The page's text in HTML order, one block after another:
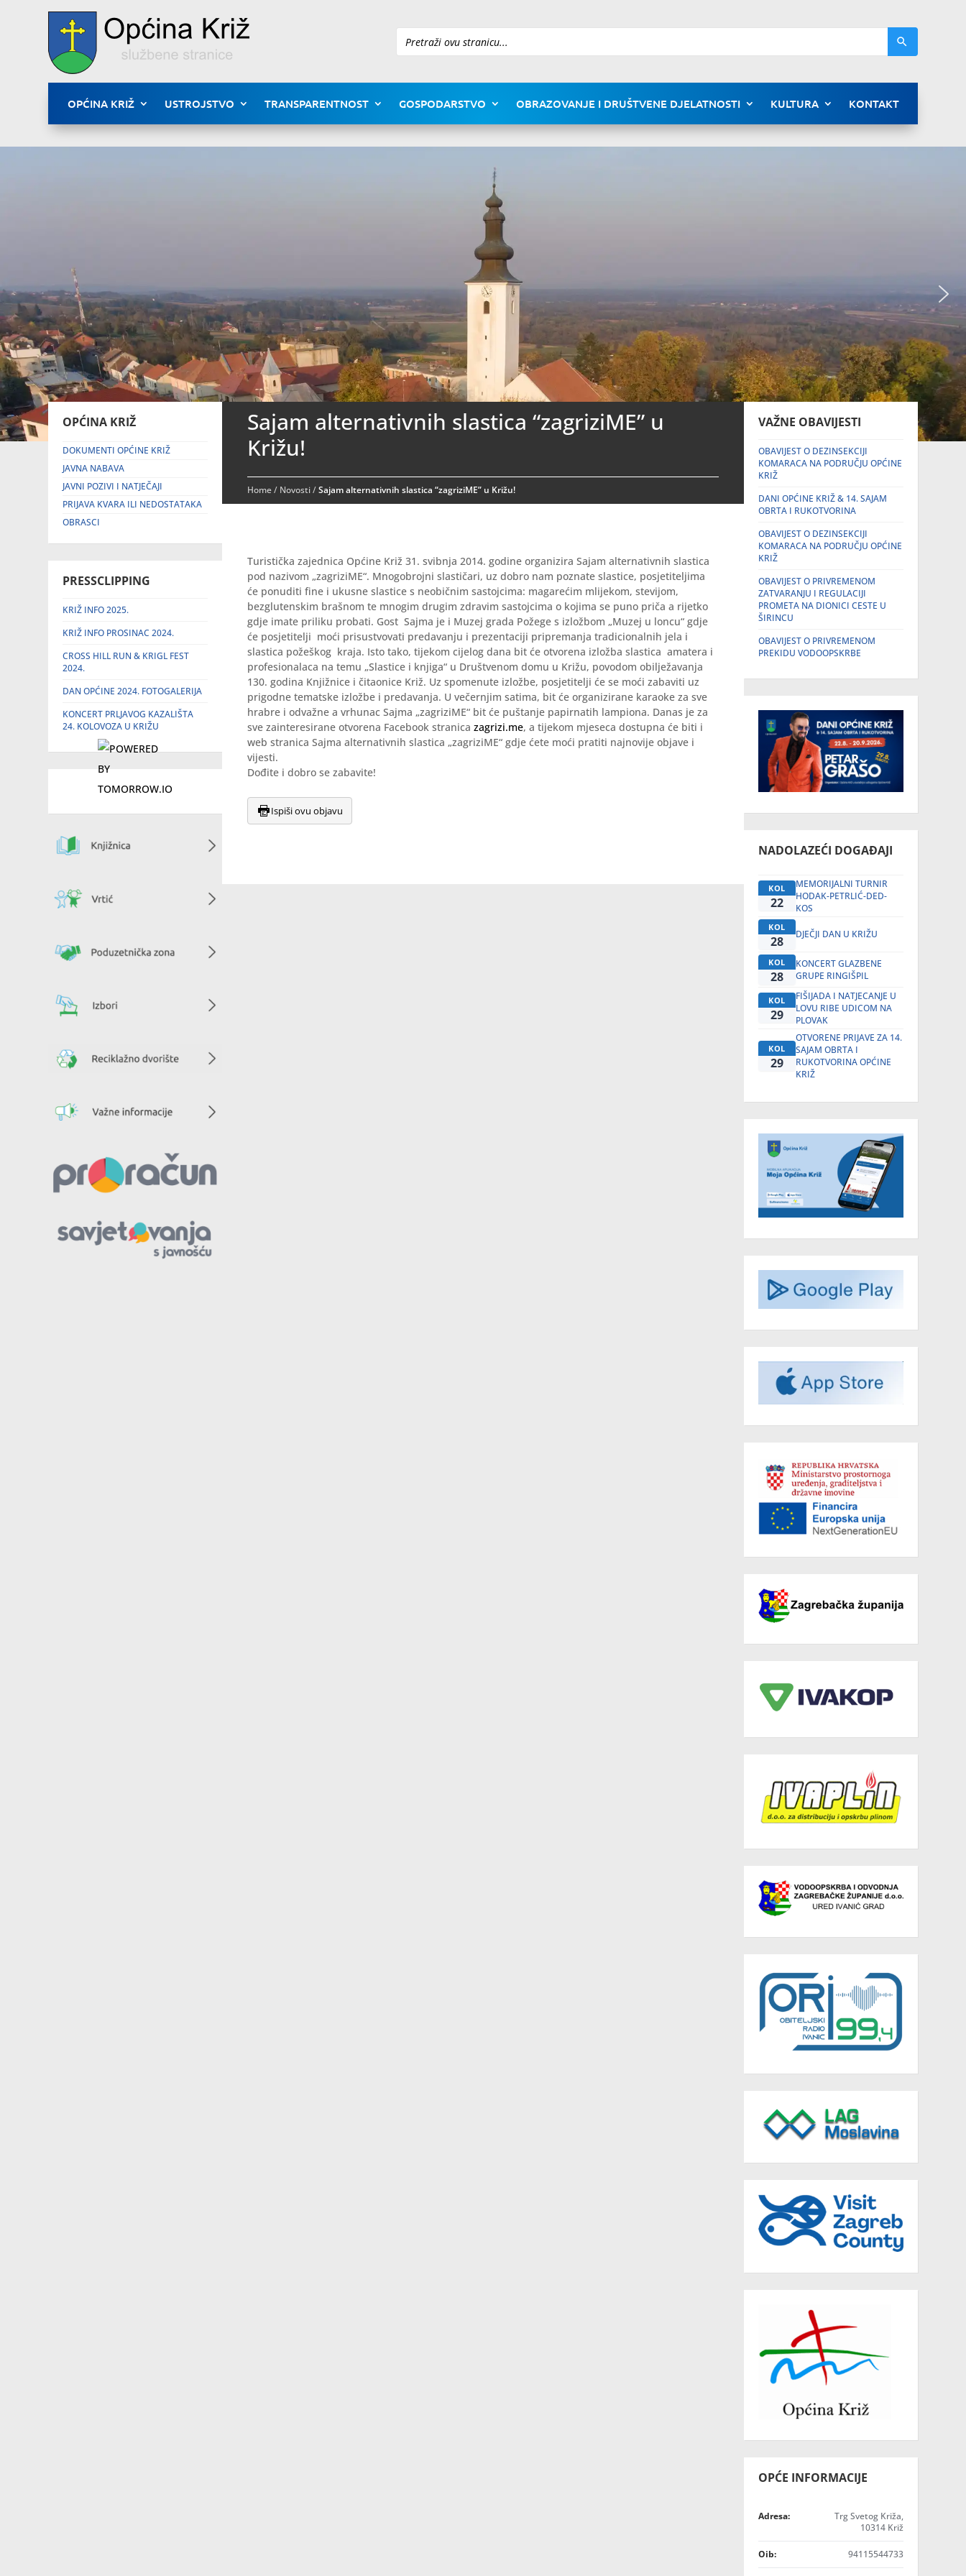
Pretraži
OPĆINA KRIŽ USTROJSTVO TRANSPARENTNOST GOSPODARSTVO OBRAZOVANJE I DRUŠTVENE DJELATNOSTI KULTURA KONTAKT
OPĆINA KRIŽ
DOKUMENTI OPĆINE KRIŽ
JAVNA NABAVA
JAVNI POZIVI I NATJEČAJI
PRIJAVA KVARA ILI NEDOSTATAKA
OBRASCI
PRESSCLIPPING
KRIŽ INFO 2025.
KRIŽ INFO PROSINAC 2024.
CROSS HILL RUN & KRIGL FEST
2024.
DAN OPĆINE 2024. FOTOGALERIJA
KONCERT PRLJAVOG KAZALIŠTA
24. KOLOVOZA U KRIŽU
Sajam alternativnih slastica “zagriziME” u
Križu!
Home/ Novosti/Sajam alternativnih slastica “zagriziME” u Križu!
Turistička zajednica Općine Križ 31. svibnja 2014. godine organizira Sajam alternativnih slastica
pod nazivom „zagriziME“. Mnogobrojni slastičari, uz dobro nam poznate slastice, posjetiteljima
će ponuditi fine i ukusne slastice s neobičnim sastojcima: magarećim mlijekom, stevijom,
bezglutenskim brašnom te mnogim drugim zdravim sastojcima o kojima se puno priča a rijetko
gdje imate priliku probati. Gost Sajma je i Muzej grada Požege s izložbom „Muzej u loncu“ gdje
će posjetitelji moći prisustvovati predavanju i prezentaciji pripremanja tradicionalnih jela i
slastica požeškog kraja. Isto tako, tijekom cijelog dana bit će otvorena izložba slastica amatera i
profesionalaca na temu „Slastice i knjiga“ u Društvenom domu u Križu, povodom obilježavanja
130. godina Knjižnice i čitaonice Križ. Uz spomenute izložbe, posjetitelji će se moći zabaviti uz
prigodne tematske izložbe i predavanja. U večernjim satima, bit će organizirane karaoke za sve
hrabre i odvažne a vrhunac Sajma „zagriziME“ bit će puštanje papirnatih lampiona. Danas je za
sve zainteresirane otvorena Facebook stranicazagrizi.me, a tijekom mjeseca dostupna će biti i
web stranica Sajma alternativnih slastica „zagriziME“ gdje ćete moći pratiti najnovije objave i
vijesti.
Dođite i dobro se zabavite!
Ispiši ovu objavu
VAŽNE OBAVIJESTI
OBAVIJEST O DEZINSEKCIJI
KOMARACA NA PODRUČJU OPĆINE
KRIŽ
DANI OPĆINE KRIŽ & 14. SAJAM
OBRTA I RUKOTVORINA
OBAVIJEST O DEZINSEKCIJI
KOMARACA NA PODRUČJU OPĆINE
KRIŽ
OBAVIJEST O PRIVREMENOM
ZATVARANJU I REGULACIJI
PROMETA NA DIONICI CESTE U
ŠIRINCU
OBAVIJEST O PRIVREMENOM
PREKIDU VODOOPSKRBE
NADOLAZEĆI DOGAĐAJI
KOL
22
MEMORIJALNI TURNIR
HODAK-PETRLIĆ-DED-
KOS
KOL
28 DJEČJI DAN U KRIŽU
KOL
28
KONCERT GLAZBENE
GRUPE RINGIŠPIL
KOL
29
FIŠIJADA I NATJECANJE U
LOVU RIBE UDICOM NA
PLOVAK
KOL
29
OTVORENE PRIJAVE ZA 14.
SAJAM OBRTA I
RUKOTVORINA OPĆINE
KRIŽ
OPĆE INFORMACIJE
Adresa:
Trg Svetog Križa,
10314 Križ
Oib: 94115544733